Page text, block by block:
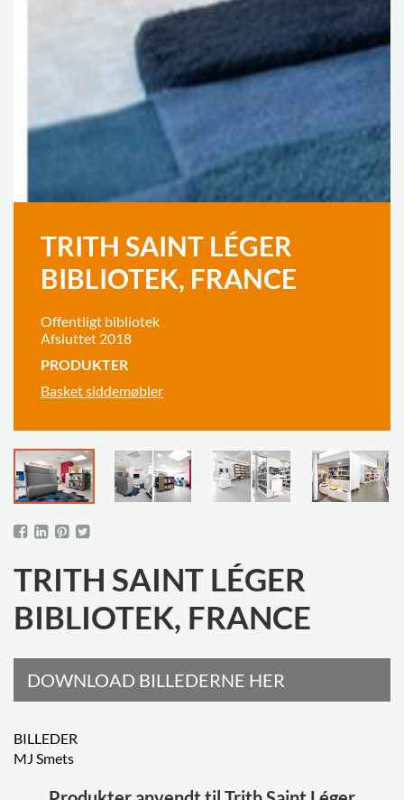
TRITH SAINT LÉGER
BIBLIOTEK, FRANCE
Offentligt bibliotek
Afsluttet 2018
PRODUKTER
Basket siddemøbler
TRITH SAINT LÉGER
BIBLIOTEK, FRANCE
DOWNLOAD BILLEDERNE HER
BILLEDER
MJ Smets